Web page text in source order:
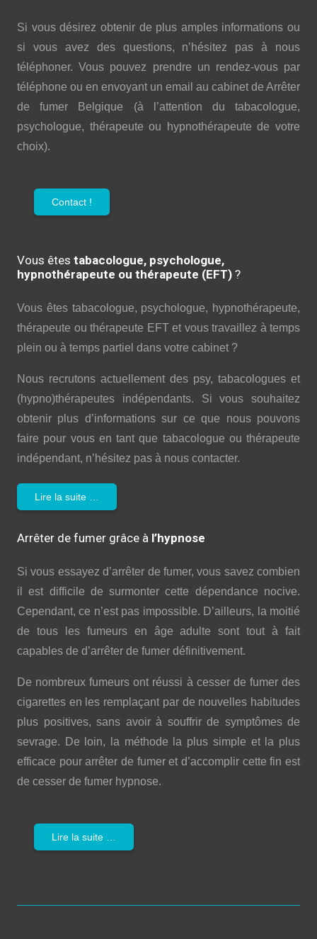
Si vous désirez obtenir de plus amples informations ou
si vous avez des questions, n’hésitez pas à nous
téléphoner. Vous pouvez prendre un rendez-vous par
téléphone ou en envoyant un email au cabinet de Arrêter
de fumer Belgique (à l’attention du tabacologue,
psychologue, thérapeute ou hypnothérapeute de votre
choix).
Contact !
Vous êtes tabacologue, psychologue,
hypnothérapeute ou thérapeute (EFT) ?
Vous êtes tabacologue, psychologue, hypnothérapeute,
thérapeute ou thérapeute EFT et vous travaillez à temps
plein ou à temps partiel dans votre cabinet ?
Nous recrutons actuellement des psy, tabacologues et
(hypno)thérapeutes indépendants. Si vous souhaitez
obtenir plus d’informations sur ce que nous pouvons
faire pour vous en tant que tabacologue ou thérapeute
indépendant, n’hésitez pas à nous contacter.
Lire la suite …
Arrêter de fumer grâce à l’hypnose
Si vous essayez d’arrêter de fumer, vous savez combien
il est difficile de surmonter cette dépendance nocive.
Cependant, ce n’est pas impossible. D’ailleurs, la moitié
de tous les fumeurs en âge adulte sont tout à fait
capables de d’arrêter de fumer définitivement.
De nombreux fumeurs ont réussi à cesser de fumer des
cigarettes en les remplaçant par de nouvelles habitudes
plus positives, sans avoir à souffrir de symptômes de
sevrage. De loin, la méthode la plus simple et la plus
efficace pour arrêter de fumer et d’accomplir cette fin est
de cesser de fumer hypnose.
Lire la suite …